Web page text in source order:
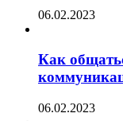
06.02.2023
Как
06.02.2023